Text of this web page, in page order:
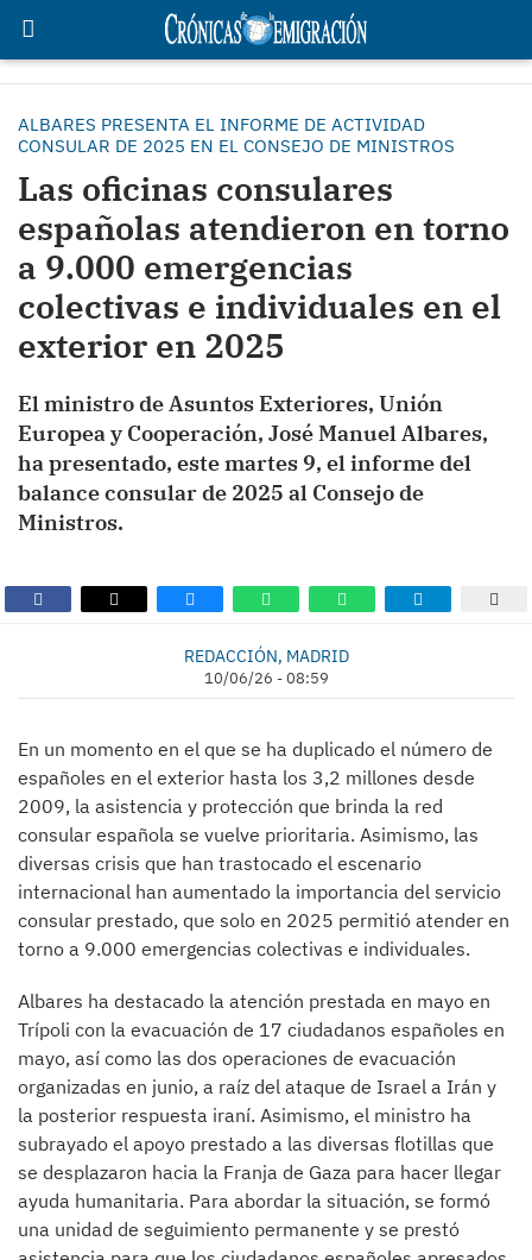
ALBARES PRESENTA EL INFORME DE ACTIVIDAD
CONSULAR DE 2025 EN EL CONSEJO DE MINISTROS
Las oficinas consulares
españolas atendieron en torno
a 9.000 emergencias
colectivas e individuales en el
exterior en 2025
El ministro de Asuntos Exteriores, Unión
Europea y Cooperación, José Manuel Albares,
ha presentado, este martes 9, el informe del
balance consular de 2025 al Consejo de
Ministros.
REDACCIÓN, MADRID
10/06/26 - 08:59
En un momento en el que se ha duplicado el número de
españoles en el exterior hasta los 3,2 millones desde
2009, la asistencia y protección que brinda la red
consular española se vuelve prioritaria. Asimismo, las
diversas crisis que han trastocado el escenario
internacional han aumentado la importancia del servicio
consular prestado, que solo en 2025 permitió atender en
torno a 9.000 emergencias colectivas e individuales.
Albares ha destacado la atención prestada en mayo en
Trípoli con la evacuación de 17 ciudadanos españoles en
mayo, así como las dos operaciones de evacuación
organizadas en junio, a raíz del ataque de Israel a Irán y
la posterior respuesta iraní. Asimismo, el ministro ha
subrayado el apoyo prestado a las diversas flotillas que
se desplazaron hacia la Franja de Gaza para hacer llegar
ayuda humanitaria. Para abordar la situación, se formó
una unidad de seguimiento permanente y se prestó